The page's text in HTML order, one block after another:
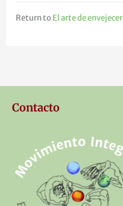
Return toEl arte de envejecer
Contacto